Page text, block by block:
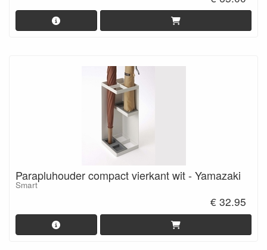
Parapluhouder compact vierkant wit - Yamazaki
Smart
€ 32.95